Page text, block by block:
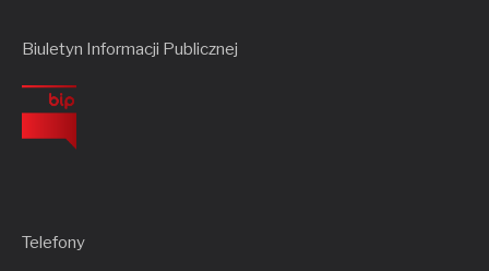
Biuletyn Informacji Publicznej
Telefony